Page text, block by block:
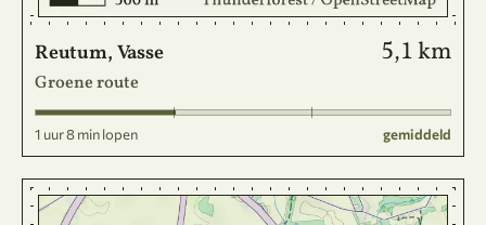
Reutum, Vasse 5,1 km
Groene route
1 uur 8 min lopen gemiddeld